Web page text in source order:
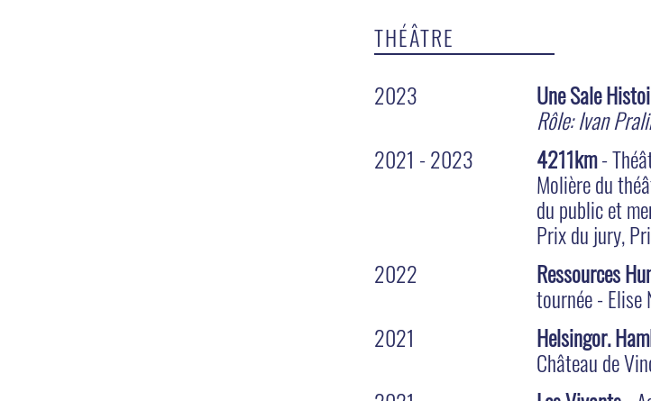
THÉÂTRE
2023
Une Sale
Rôle: Ivan
2021 - 2023
4211km-
Molière du
du public et
Prix du jury,
2022
Ressources
tournée - Elise
2021
Helsingor.
Château de